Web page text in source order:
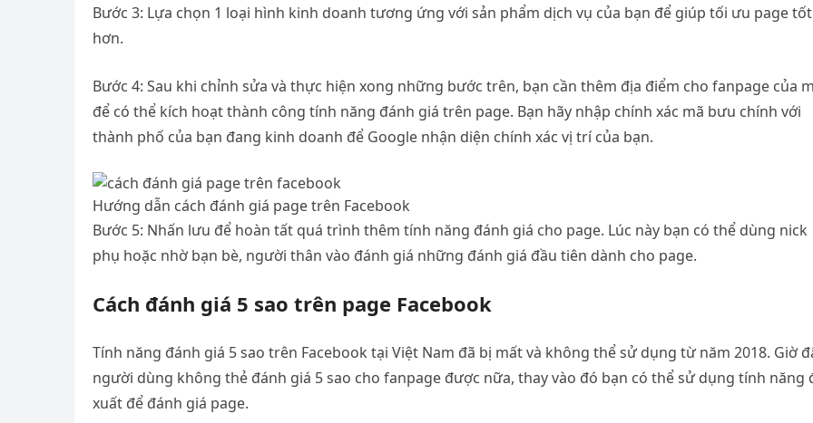
Bước 3: Lựa chọn 1 loại hình kinh doanh tương ứng với sản phẩm dịch vụ của bạn để giúp tối ưu page tốt
hơn.
Bước 4: Sau khi chỉnh sửa và thực hiện xong những bước trên, bạn cần thêm địa điểm cho fanpage của
để có thể kích hoạt thành công tính năng đánh giá trên page. Bạn hãy nhập chính xác mã bưu chính với
thành phố của bạn đang kinh doanh để Google nhận diện chính xác vị trí của bạn.
Hướng dẫn cách đánh giá page trên Facebook
Bước 5: Nhấn lưu để hoàn tất quá trình thêm tính năng đánh giá cho page. Lúc này bạn có thể dùng nick
phụ hoặc nhờ bạn bè, người thân vào đánh giá những đánh giá đầu tiên dành cho page.
Cách đánh giá 5 sao trên page Facebook
Tính năng đánh giá 5 sao trên Facebook tại Việt Nam đã bị mất và không thể sử dụng từ năm 2018. Giờ
người dùng không thẻ đánh giá 5 sao cho fanpage được nữa, thay vào đó bạn có thể sử dụng tính năng
xuất để đánh giá page.